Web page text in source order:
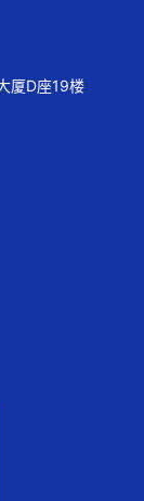
厦D座19楼